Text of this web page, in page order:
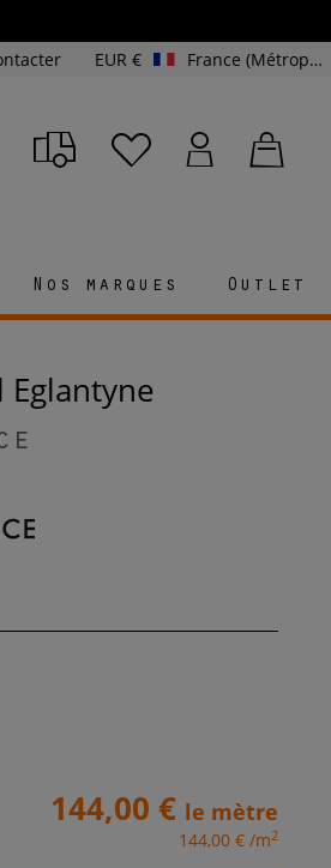
EUR € France (Métropolitaine et Corse)
Nos marques Outlet
Eglantyne
144,00 € le mètre
144,00 € /m2